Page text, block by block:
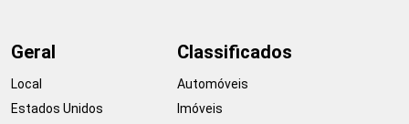
Geral
Local
Estados Unidos
Classificados
Automóveis
Imóveis